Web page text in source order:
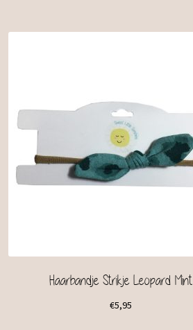
Haarbandje Strikje Leopard Mint
€5,95